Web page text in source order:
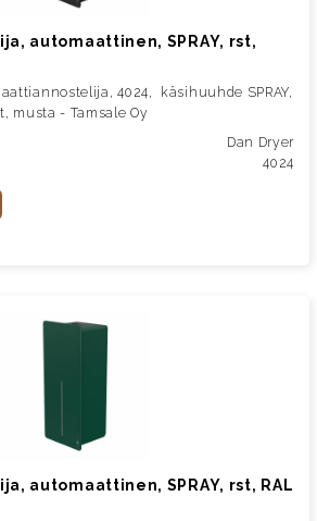
automaattinen, SPRAY, rst,
4024, käsihuuhde SPRAY,
musta - Tamsale Oy
Dan Dryer
4024
automaattinen, SPRAY, rst, RAL